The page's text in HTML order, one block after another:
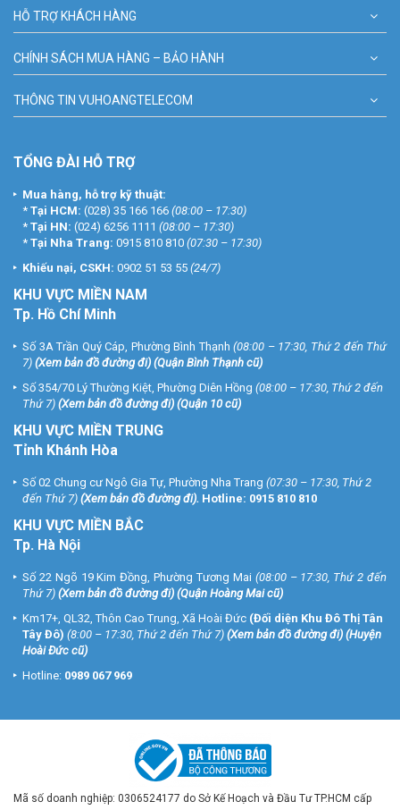
HỖ TRỢ KHÁCH HÀNG
CHÍNH SÁCH MUA HÀNG – BẢO HÀNH
THÔNG TIN VUHOANGTELECOM
TỔNG ĐÀI HỖ TRỢ
Mua hàng, hỗ trợ kỹ thuật:
* Tại HCM: (028) 35 166 166 (08:00 – 17:30)
* Tại HN: (024) 6256 1111 (08:00 – 17:30)
* Tại Nha Trang: 0915 810 810 (07:30 – 17:30)
Khiếu nại, CSKH: 0902 51 53 55 (24/7)
KHU VỰC MIỀN NAM
Tp. Hồ Chí Minh
Số 3A Trần Quý Cáp, Phường Bình Thạnh (08:00 – 17:30, Thứ 2 đến Thứ
7) (Xem bản đồ đường đi) (Quận Bình Thạnh cũ)
Số 354/70 Lý Thường Kiệt, Phường Diên Hồng (08:00 – 17:30, Thứ 2 đến
Thứ 7) (Xem bản đồ đường đi) (Quận 10 cũ)
KHU VỰC MIỀN TRUNG
Tỉnh Khánh Hòa
Số 02 Chung cư Ngô Gia Tự, Phường Nha Trang (07:30 – 17:30, Thứ 2
đến Thứ 7) (Xem bản đồ đường đi). Hotline: 0915 810 810
KHU VỰC MIỀN BẮC
Tp. Hà Nội
Số 22 Ngõ 19 Kim Đồng, Phường Tương Mai (08:00 – 17:30, Thứ 2 đến
Thứ 7) (Xem bản đồ đường đi) (Quận Hoàng Mai cũ)
Km17+, QL32, Thôn Cao Trung, Xã Hoài Đức (Đối diện Khu Đô Thị Tân
Tây Đô) (8:00 – 17:30, Thứ 2 đến Thứ 7) (Xem bản đồ đường đi) (Huyện
Hoài Đức cũ)
Hotline: 0989 067 969
Mã số doanh nghiệp: 0306524177 do Sở Kế Hoạch và Đầu Tư TP.HCM cấp